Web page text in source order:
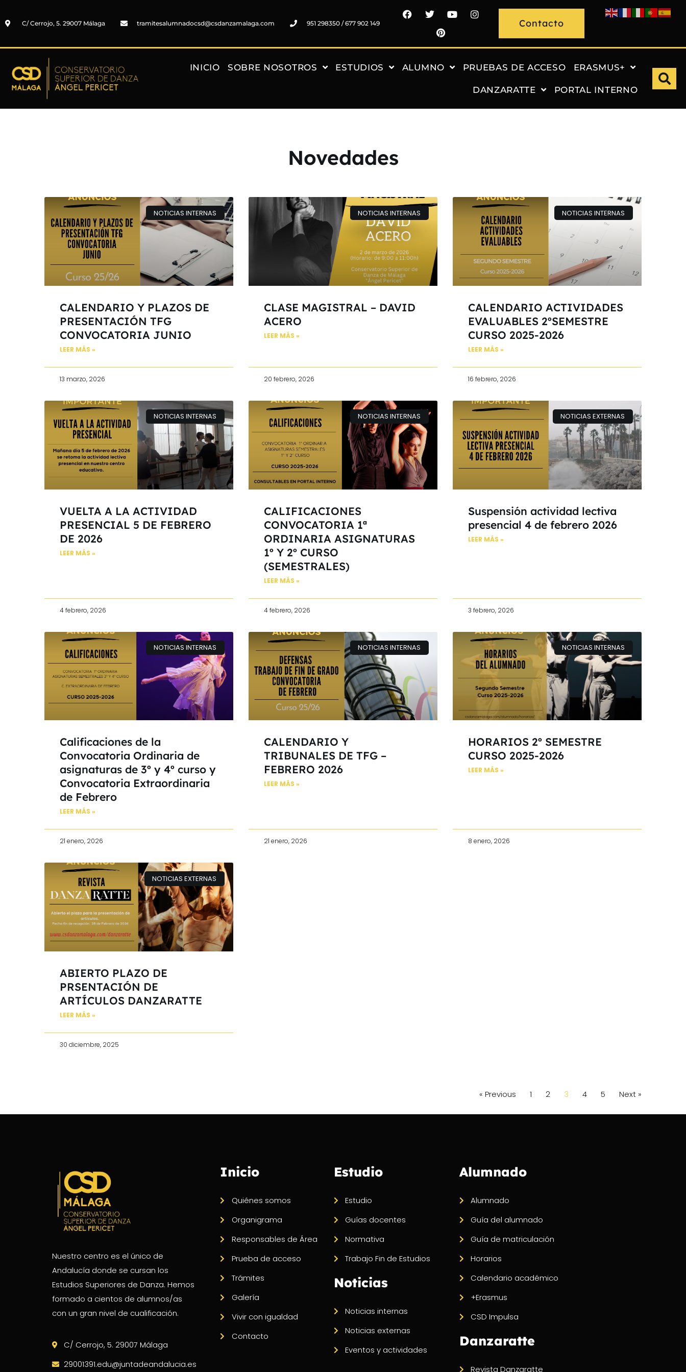
C/ Cerrojo, 5. 29007 Málaga tramitesalumnadocsd@csdanzamalaga.com 951 298350 / 677 902 149 Contacto
INICIO SOBRE NOSOTROS ESTUDIOS ALUMNO PRUEBAS DE ACCESO ERASMUS+
DANZARATTE PORTAL INTERNO
Novedades
NOTICIAS INTERNAS
CALENDARIO Y PLAZOS DE
PRESENTACIÓN TFG
CONVOCATORIA JUNIO
LEER MÁS »
13 marzo, 2026
NOTICIAS INTERNAS
CLASE MAGISTRAL – DAVID
ACERO
LEER MÁS »
20 febrero, 2026
NOTICIAS INTERNAS
CALENDARIO ACTIVIDADES
EVALUABLES 2ºSEMESTRE
CURSO 2025-2026
LEER MÁS »
16 febrero, 2026
NOTICIAS INTERNAS
VUELTA A LA ACTIVIDAD
PRESENCIAL 5 DE FEBRERO
DE 2026
LEER MÁS »
4 febrero, 2026
NOTICIAS INTERNAS
CALIFICACIONES
CONVOCATORIA 1ª
ORDINARIA ASIGNATURAS
1º Y 2º CURSO
(SEMESTRALES)
LEER MÁS »
4 febrero, 2026
NOTICIAS EXTERNAS
Suspensión actividad lectiva
presencial 4 de febrero 2026
LEER MÁS »
3 febrero, 2026
NOTICIAS INTERNAS
Calificaciones de la
Convocatoria Ordinaria de
asignaturas de 3º y 4º curso y
Convocatoria Extraordinaria
de Febrero
LEER MÁS »
21 enero, 2026
NOTICIAS INTERNAS
CALENDARIO Y
TRIBUNALES DE TFG –
FEBRERO 2026
LEER MÁS »
21 enero, 2026
NOTICIAS INTERNAS
HORARIOS 2º SEMESTRE
CURSO 2025-2026
LEER MÁS »
8 enero, 2026
NOTICIAS EXTERNAS
ABIERTO PLAZO DE
PRSENTACIÓN DE
ARTÍCULOS DANZARATTE
LEER MÁS »
30 diciembre, 2025
« Previous 1 2 3 4 5 Next »
Nuestro centro es el único de
Andalucía donde se cursan los
Estudios Superiores de Danza. Hemos
formado a cientos de alumnos/as
con un gran nivel de cualificación.
C/ Cerrojo, 5. 29007 Málaga
29001391.edu@juntadeandalucia.es
Inicio
Quiénes somos
Organigrama
Responsables de Área
Prueba de acceso
Trámites
Galería
Vivir con igualdad
Contacto
Estudio
Estudio
Guías docentes
Normativa
Trabajo Fin de Estudios
Noticias
Noticias internas
Noticias externas
Eventos y actividades
Alumnado
Alumnado
Guía del alumnado
Guía de matriculación
Horarios
Calendario académico
+Erasmus
CSD Impulsa
Danzaratte
Revista Danzaratte